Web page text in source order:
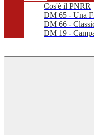
Cos'è il PNRR
DM 65 - Una
DM 66 -
DM 19 -